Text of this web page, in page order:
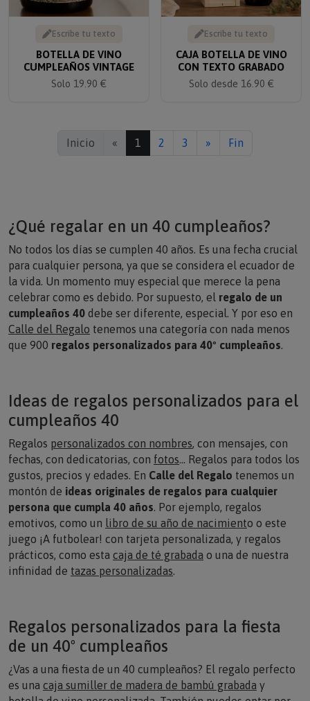
CUMPLEAÑOS VINTAGE
Solo 19.90 €
CON TEXTO GRABADO
Solo desde 16.90 €
1
¿Qué regalar en un 40 cumpleaños?
para cualquier persona, ya que se considera el ecuador de
la vida. Un momento muy especial que merece la pena
celebrar como es debido. Por supuesto, elregalo de un
cumpleaños 40debe ser diferente, especial. Y por eso en
Calle del Regalotenemos una categoría con nada menos
que 900regalos personalizados para 40º cumpleaños.
Ideas de regalos personalizados para el
cumpleaños 40
fechas, con dedicatorias, confotos… Regalos para todos los
gustos, precios y edades. EnCalle del Regalotenemos un
montón deideas originales de regalos para cualquier
persona que cumpla 40 años. Por ejemplo, regalos
emotivos, como unlibro de su año de nacimientoo este
juego ¡A futbolear! con tarjeta personalizada, y regalos
prácticos, como estacaja de té grabadao una de nuestra
infinidad detazas personalizadas.
Regalos personalizados para la fiesta
de un 40º cumpleaños
es unacaja sumiller de madera de bambú grabaday
botella de vino personalizada. También puedes optar por